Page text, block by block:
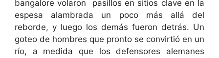
bangalore volaron pasillos en sitios clave en la
espesa alambrada un poco más allá del
reborde, y luego los demás fueron detrás. Un
goteo de hombres que pronto se convirtió en un
río, a medida que los defensores alemanes